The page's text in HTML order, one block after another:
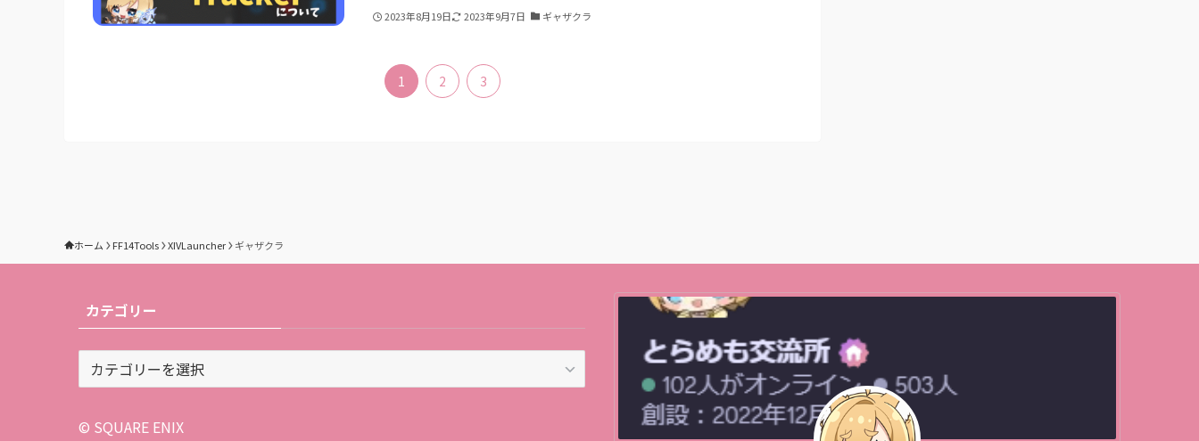
2023年8月19日 2023年9月7日 ギャザクラ
1 2 3
ホーム FF14Tools XIVLauncher ギャザクラ
カテゴリー
テ
リ
© SQUARE ENIX